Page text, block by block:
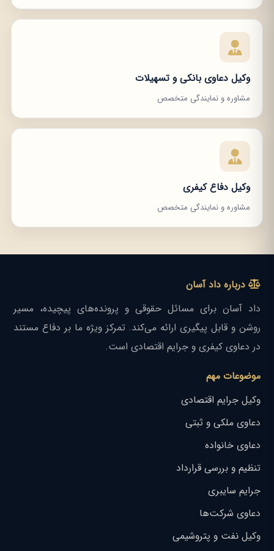
وکیل دعاوی بانکی و تسهیلات
مشاوره و نمایندگی متخصص
وکیل دفاع کیفری
مشاوره و نمایندگی متخصص
درباره داد آسان
داد آسان برای مسائل حقوقی و پرونده‌های پیچیده، مسیر
روشن و قابل پیگیری ارائه می‌کند. تمرکز ویژه ما بر دفاع مستند
در دعاوی کیفری و جرایم اقتصادی است.
موضوعات مهم
وکیل جرایم اقتصادی
دعاوی ملکی و ثبتی
دعاوی خانواده
تنظیم و بررسی قرارداد
جرایم سایبری
دعاوی شرکت‌ها
وکیل نفت و پتروشیمی